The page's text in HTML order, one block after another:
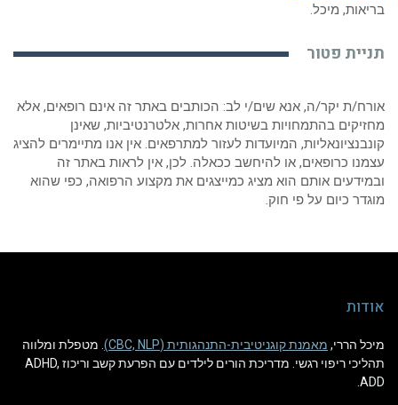
בריאות, מיכל.
תניית פטור
אורח/ת יקר/ה, אנא שים/י לב: הכותבים באתר זה אינם רופאים, אלא
מחזיקים בהתמחויות בשיטות אחרות, אלטרנטיביות, שאינן
קונבנציונאליות, המיועדות לעזור למתרפאים. אין אנו מתיימרים להציג
עצמנו כרופאים, או להיחשב ככאלה. לכן, אין לראות באתר זה
ובמידעים אותם הוא מציג כמייצגים את מקצוע הרפואה, כפי שהוא
מוגדר כיום על פי חוק.
אודות
מיכל הררי, מאמנת קוגניטיבית-התנהגותית (CBC, NLP)
. מטפלת ומלווה
תהליכי ריפוי רגשי. מדריכת הורים לילדים עם הפרעת קשב וריכוז ADHD,
ADD.